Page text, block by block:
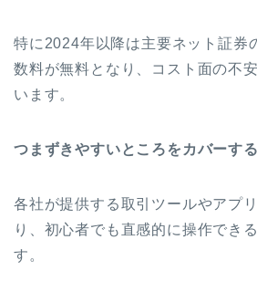
特に2024年以降は主要ネット証券
数料が無料となり、コスト面の不
います。
つまずきやすいところをカバーす
各社が提供する取引ツールやアプ
り、初心者でも直感的に操作でき
す。